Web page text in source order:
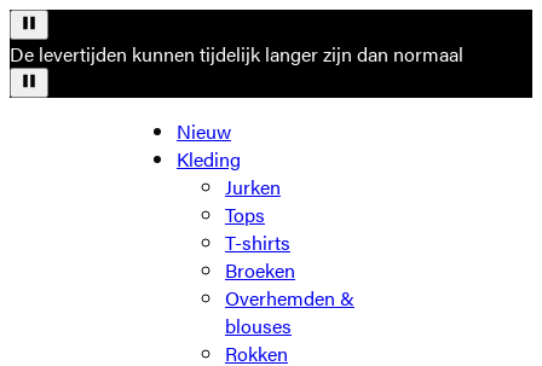
De levertijden kunnen tijdelijk langer zijn dan normaal
Nieuw
Kleding
Jurken
Tops
T-shirts
Broeken
Overhemden &
blouses
Rokken